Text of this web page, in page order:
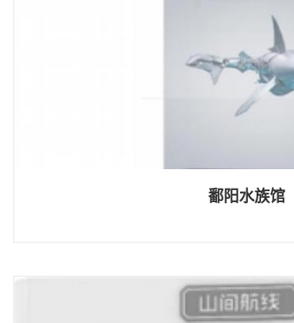
鄱阳水族馆